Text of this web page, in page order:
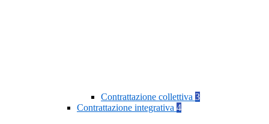
Contrattazione collettiva 3
Contrattazione integrativa 4